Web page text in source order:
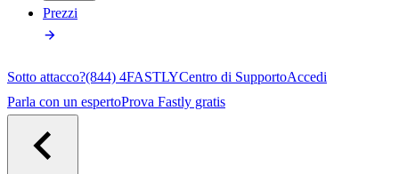
Prezzi
Sotto attacco?(844) 4FASTLYCentro di SupportoAccedi
Parla con un espertoProva Fastly gratis